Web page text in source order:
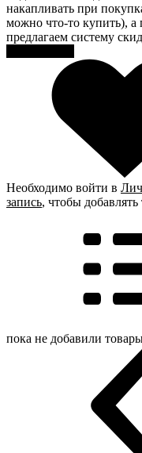
накапливать при
можно что-то купить),
предлагаем систему
Необходимо войти в
запись, чтобы
пока не добавили